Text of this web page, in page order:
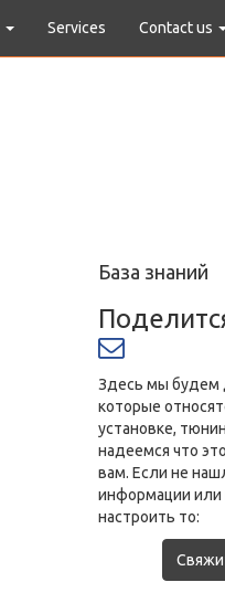
Services Contact us
База знаний
Здесь мы будем
которые
установке,
надеемся что
вам. Если не
информации или
настроить то: